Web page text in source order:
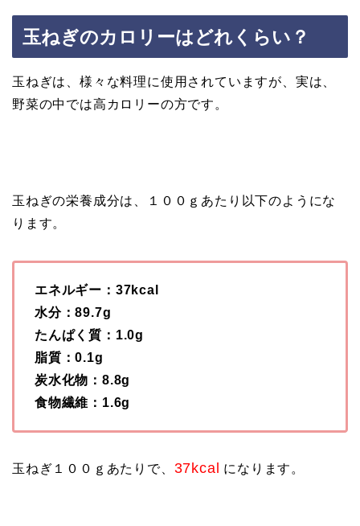
玉ねぎのカロリーはどれくらい？
玉ねぎは、様々な料理に使用されていますが、実は、
野菜の中では高カロリーの方です。
玉ねぎの栄養成分は、１００ｇあたり以下のようにな
ります。
エネルギー：37kcal
水分：89.7g
たんぱく質：1.0g
脂質：0.1g
炭水化物：8.8g
食物繊維：1.6g
玉ねぎ１００ｇあたりで、 37kcal になります。